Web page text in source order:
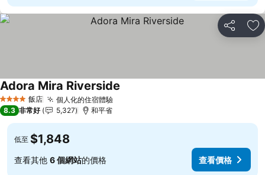
分享 加
4 星級 飯店 個人化的住宿體驗查看價格
Adora Mira Riverside
8.3 非常好 5,327 和平省
低至 $1,848
查看其他 6 個網站的價格 查看價格